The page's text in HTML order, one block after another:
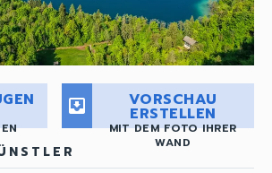
move_to_inbox VORSCHAU
ERSTELLEN
MIT DEM FOTO IHRER
WAND